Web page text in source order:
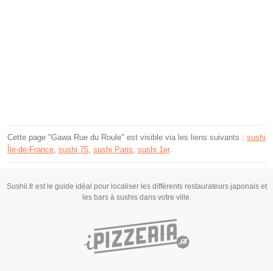
Cette page "Gawa Rue du Roule" est visible via les liens suivants : sushi
Île-de-France sushi 75 sushi Paris sushi 1er.
Sushii.fr est le guide idéal pour localiser les différents restaurateurs japonais et
les bars à sushis dans votre ville.